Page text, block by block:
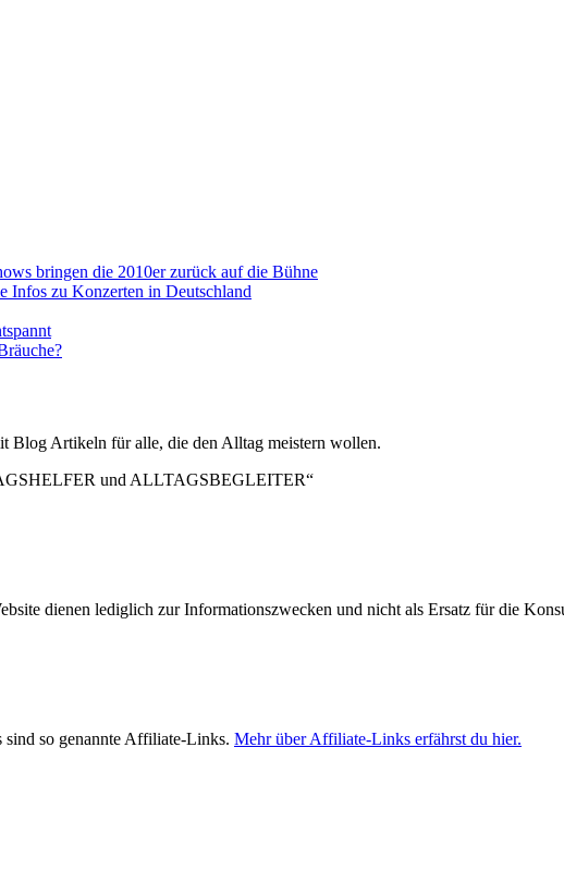
bringen die 2010er zurück auf die Bühne
Infos zu Konzerten in Deutschland
Blog Artikeln für alle, die den Alltag meistern wollen.
und ALLTAGSBEGLEITER“
dienen lediglich zur Informationszwecken und nicht als Ersatz für die
so genannte Affiliate-Links. Mehr über Affiliate-Links erfährst du hier.